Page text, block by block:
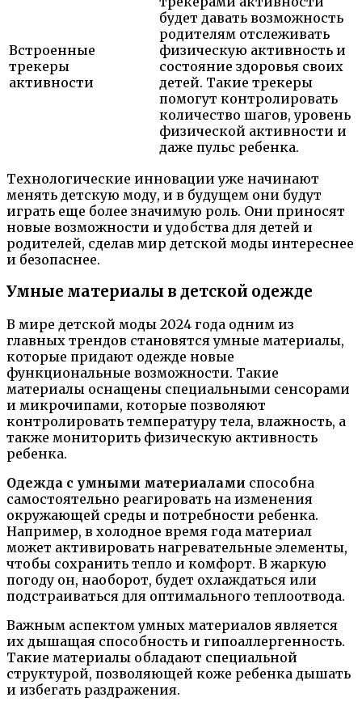
Встроенные
трекеры
активности
будет давать возможность
родителям отслеживать
физическую активность и
состояние здоровья своих
детей. Такие трекеры
помогут контролировать
количество шагов, уровень
физической активности и
даже пульс ребенка.
Технологические инновации уже начинают
менять детскую моду, и в будущем они будут
играть еще более значимую роль. Они приносят
новые возможности и удобства для детей и
родителей, сделав мир детской моды интереснее
и безопаснее.
Умные материалы в детской одежде
В мире детской моды 2024 года одним из
главных трендов становятся умные материалы,
которые придают одежде новые
функциональные возможности. Такие
материалы оснащены специальными сенсорами
и микрочипами, которые позволяют
контролировать температуру тела, влажность, а
также мониторить физическую активность
ребенка.
Одежда с умными материалами способна
самостоятельно реагировать на изменения
окружающей среды и потребности ребенка.
Например, в холодное время года материал
может активировать нагревательные элементы,
чтобы сохранить тепло и комфорт. В жаркую
погоду он, наоборот, будет охлаждаться или
подстраиваться для оптимального теплоотвода.
Важным аспектом умных материалов является
их дышащая способность и гипоаллергенность.
Такие материалы обладают специальной
структурой, позволяющей коже ребенка дышать
и избегать раздражения.